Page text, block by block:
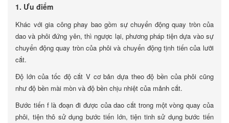
1. Ưu điểm
Khác với gia công phay bao gồm sự chuyển động quay tròn của
dao và phôi đứng yên, thì ngược lại, phương pháp tiện dựa vào sự
chuyển động quay tròn của phôi và chuyển động tịnh tiến của lưỡi
cắt.
Độ lớn của tốc độ cắt V cơ bản dựa theo độ bền của phôi cũng
như độ bền mài mòn và độ bền chịu nhiệt của mảnh cắt.
Bước tiến f là đoạn đi được của dao cắt trong một vòng quay của
phôi, tiện thô sử dụng bước tiến lớn, tiện tinh sử dụng bước tiến